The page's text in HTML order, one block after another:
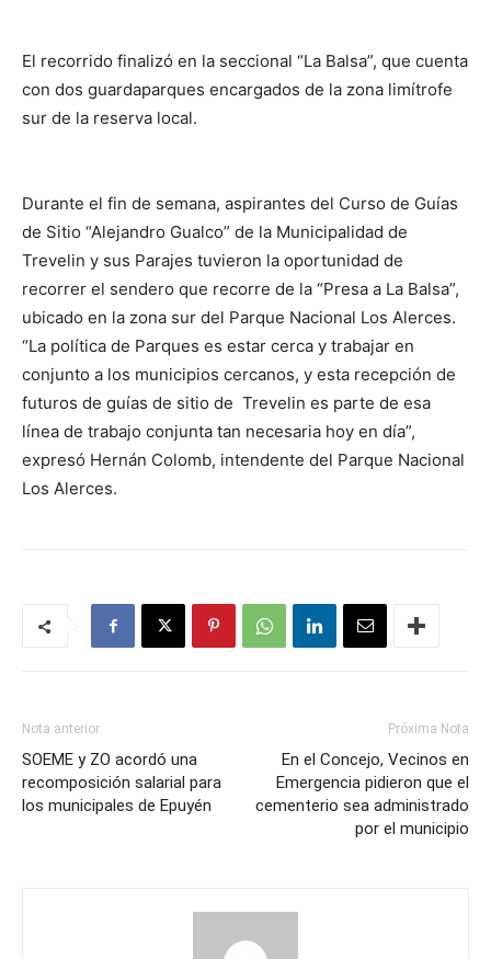
El recorrido finalizó en la seccional “La Balsa”, que cuenta
con dos guardaparques encargados de la zona limítrofe
sur de la reserva local.
Durante el fin de semana, aspirantes del Curso de Guías
de Sitio “Alejandro Gualco” de la Municipalidad de
Trevelin y sus Parajes tuvieron la oportunidad de
recorrer el sendero que recorre de la “Presa a La Balsa”,
ubicado en la zona sur del Parque Nacional Los Alerces.
“La política de Parques es estar cerca y trabajar en
conjunto a los municipios cercanos, y esta recepción de
futuros de guías de sitio de Trevelin es parte de esa
línea de trabajo conjunta tan necesaria hoy en día”,
expresó Hernán Colomb, intendente del Parque Nacional
Los Alerces.
Nota anterior
SOEME y ZO acordó una
recomposición salarial para
los municipales de Epuyén
Próxima Nota
En el Concejo, Vecinos en
Emergencia pidieron que el
cementerio sea administrado
por el municipio